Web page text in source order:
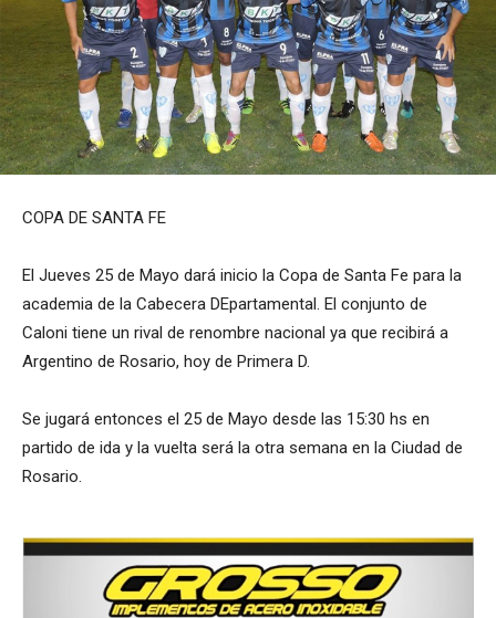
COPA DE SANTA FE
El Jueves 25 de Mayo dará inicio la Copa de Santa Fe para la
academia de la Cabecera DEpartamental. El conjunto de
Caloni tiene un rival de renombre nacional ya que recibirá a
Argentino de Rosario, hoy de Primera D.
Se jugará entonces el 25 de Mayo desde las 15:30 hs en
partido de ida y la vuelta será la otra semana en la Ciudad de
Rosario.